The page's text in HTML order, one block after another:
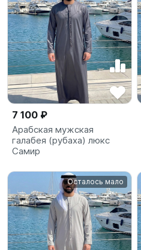
7 100 ₽
Арабская мужская
галабея (рубаха) люкс
Самир
Осталось мало